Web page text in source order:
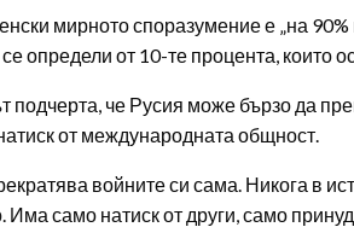
мирното споразумение е „на 90%
определи от 10-те процента, които
подчерта, че Русия може бързо да
от международната общност.
войните си сама. Никога в
само натиск от други, само